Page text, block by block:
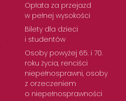
Opłata za przejazd
w pełnej wysokości
Bilety dla dzieci
i studentów
Osoby powyżej 65. i 70.
roku życia, renciści
niepełnosprawni, osoby
z orzeczeniem
o niepełnosprawności